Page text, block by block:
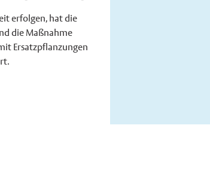
erfolgen, hat die
die Maßnahme
Ersatzpflanzungen